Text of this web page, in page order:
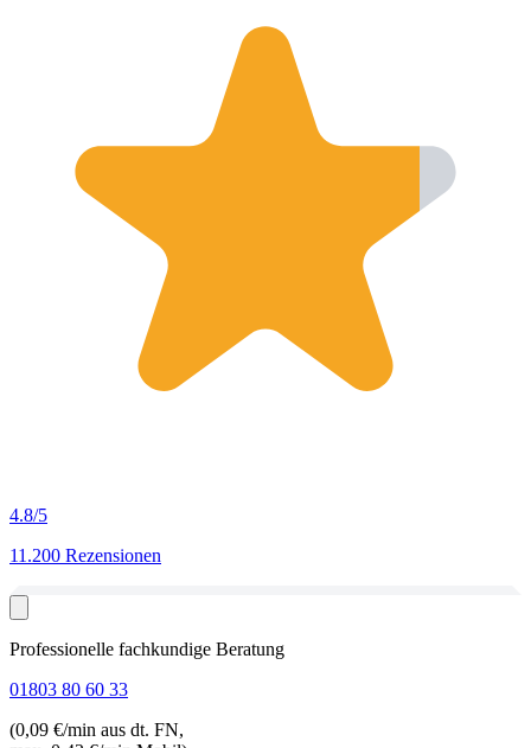
4.8/5
11.200 Rezensionen
Professionelle fachkundige Beratung
01803 80 60 33
(0,09 €/min aus dt. FN,